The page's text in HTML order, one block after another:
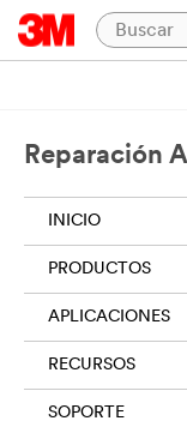
Reparación
INICIO
PRODUCTOS
APLICACIONES
RECURSOS
SOPORTE